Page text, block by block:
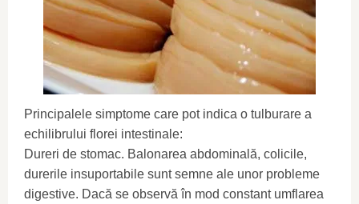
Principalele simptome care pot indica o tulburare a
echilibrului florei intestinale:
Dureri de stomac. Balonarea abdominală, colicile,
durerile insuportabile sunt semne ale unor probleme
digestive. Dacă se observă în mod constant umflarea